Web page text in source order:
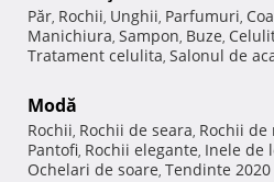
Păr, Rochii, Unghii, Parfumuri,
Manichiura, Sampon, Buze,
Tratament celulita, Salonul de
Modă
Rochii, Rochii de seara, Rochii de
Pantofi, Rochii elegante, Inele de
Ochelari de soare, Tendinte 2020